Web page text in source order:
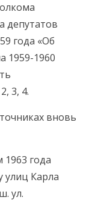
депутатов
года «Об
1959-1960
3, 4.
вновь
года
улиц Карла
ул.